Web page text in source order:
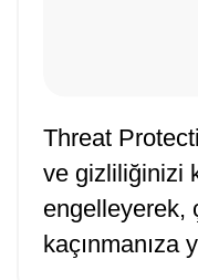
Threat
ve gizliliğinizi
engelleyerek,
kaçınmanıza